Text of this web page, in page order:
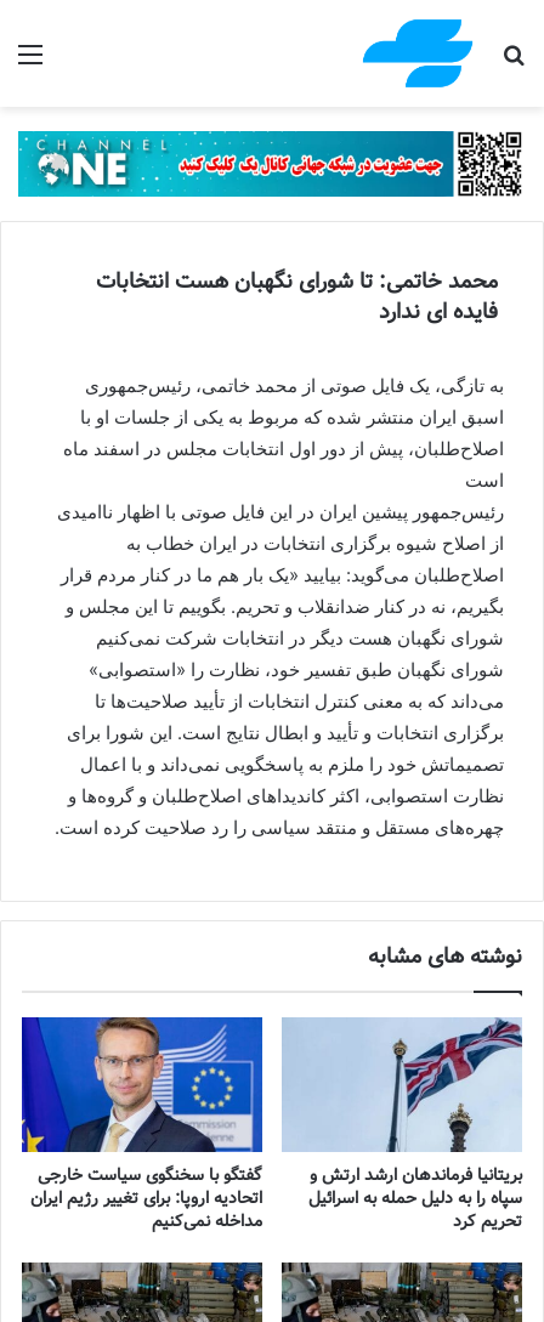
جستجو برای
محمد خاتمی: تا شورای نگهبان هست انتخابات
فایده ای ندارد
به تازگی، یک فایل صوتی از محمد خاتمی، رئیس‌جمهوری
اسبق ایران منتشر شده که مربوط به یکی از جلسات او با
اصلاح‌طلبان، پیش از دور اول انتخابات مجلس در اسفند ماه
است
رئیس‌جمهور پیشین ایران در این فایل صوتی با اظهار ناامیدی
از اصلاح شیوه برگزاری انتخابات در ایران خطاب به
اصلاح‌طلبان می‌گوید: بیایید «یک بار هم ما در کنار مردم قرار
بگیریم، نه در کنار ضدانقلاب و تحریم. بگوییم تا این مجلس و
شورای نگهبان هست دیگر در انتخابات شرکت نمی‌کنیم
شورای نگهبان طبق تفسیر خود، نظارت را «استصوابی»
می‌داند که به معنی کنترل انتخابات از تأیید صلاحیت‌ها تا
برگزاری انتخابات و تأیید و ابطال نتایج است. این شورا برای
تصمیماتش خود را ملزم به پاسخگویی نمی‌داند و با اعمال
نظارت استصوابی، اکثر کاندیداهای اصلاح‌طلبان و گروه‌ها و
چهره‌های مستقل و منتقد سیاسی را رد صلاحیت کرده است.
نوشته های مشابه
بریتانیا فرماندهان ارشد ارتش و
سپاه را به دلیل حمله به اسرائیل
تحریم کرد
گفتگو با سخنگوی سیاست خارجی
اتحادیه اروپا: برای تغییر رژیم ایران
مداخله نمی‌کنیم